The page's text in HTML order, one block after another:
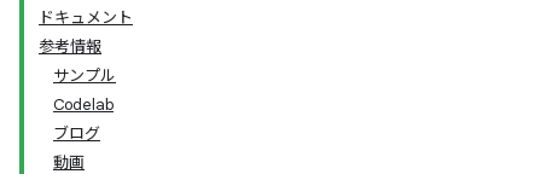
ドキュメント
参考情報
サンプル
Codelab
ブログ
動画